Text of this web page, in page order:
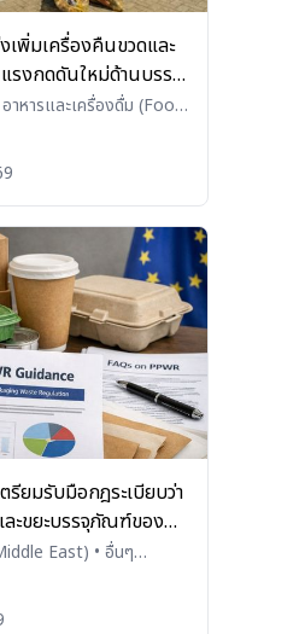
เพิ่มเครื่องคืนขวดและ
รงกดดันใหม่ด้านบรรจุ
อาหารและเครื่องดื่ม (Food
รียมรับมือกฎระเบียบว่า
ะขยะบรรจุภัณฑ์ของ
East) • อื่นๆ